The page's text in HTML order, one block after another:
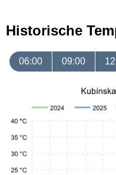
Historische
06:00 09:00